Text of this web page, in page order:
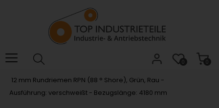
das
Barrierefreiheitsmenü
0
0
12 mm Rundriemen RPN (88 ° Shore), Grün, Rau -
Ausführung: verschweißt - Bezugslänge: 4180 mm